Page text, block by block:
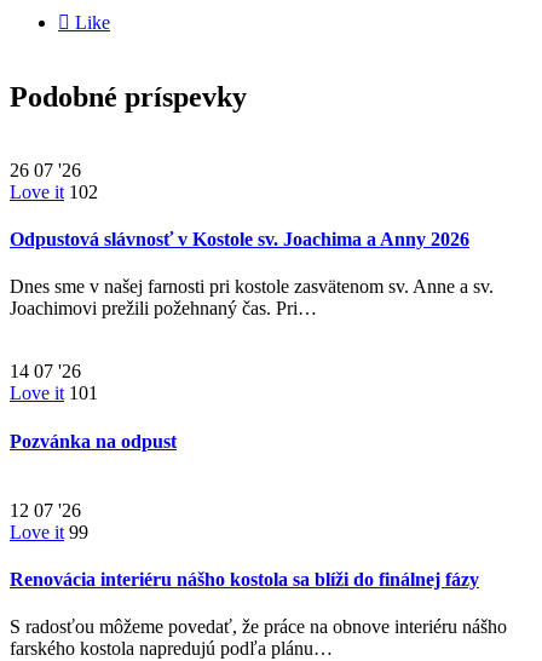
 Like
Podobné príspevky
26 07 '26
Love it 102
Odpustová slávnosť v Kostole sv. Joachima a Anny 2026
Dnes sme v našej farnosti pri kostole zasvätenom sv. Anne a sv.
Joachimovi prežili požehnaný čas. Pri…
14 07 '26
Love it 101
Pozvánka na odpust
12 07 '26
Love it 99
Renovácia interiéru nášho kostola sa blíži do finálnej fázy
S radosťou môžeme povedať, že práce na obnove interiéru nášho
farského kostola napredujú podľa plánu…